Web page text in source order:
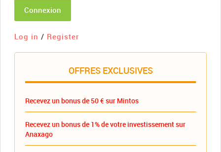
Connexion
Log in / Register
OFFRES EXCLUSIVES
Recevez un bonus de 50 € sur Mintos
Recevez un bonus de 1% de votre investissement sur
Anaxago